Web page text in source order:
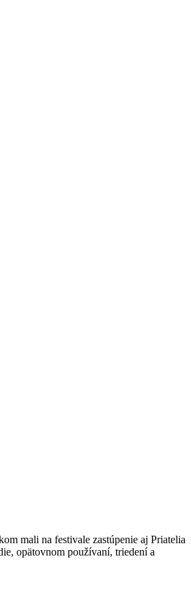
mali na festivale zastúpenie aj Priatelia
opätovnom používaní, triedení a